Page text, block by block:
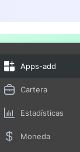
Apps-add
Cartera
Estadísticas
Moneda